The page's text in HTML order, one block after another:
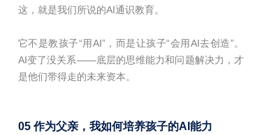
这，就是我们所说的AI通识教育。
它不是教孩子“用AI”，而是让孩子“会用AI去创造”。
AI变了没关系——底层的思维能力和问题解决力，才
是他们带得走的未来资本。
05 作为父亲，我如何培养孩子的AI能力